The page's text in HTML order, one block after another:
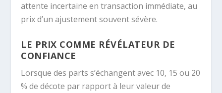
attente incertaine en transaction immédiate, au
prix d’un ajustement souvent sévère.
LE PRIX COMME RÉVÉLATEUR DE
CONFIANCE
Lorsque des parts s’échangent avec 10, 15 ou 20
% de décote par rapport à leur valeur de